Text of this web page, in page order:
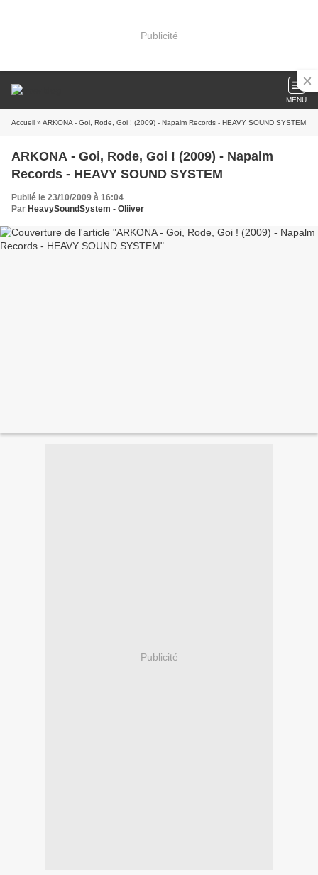
Publicité
MENU
Accueil » ARKONA - Goi, Rode, Goi ! (2009) - Napalm Records - HEAVY SOUND SYSTEM
ARKONA - Goi, Rode, Goi ! (2009) - Napalm
Records - HEAVY SOUND SYSTEM
Publié le 23/10/2009 à 16:04
Par HeavySoundSystem - Oliiver
Publicité